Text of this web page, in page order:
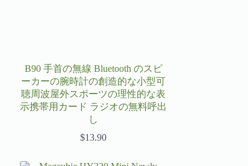
B90 手首の無線 Bluetooth のスピ
ーカーの腕時計の創造的な小型可
聴周波屋外スポーツの理性的な表
示携帯用カード ラジオの無料呼出
し
$13.90